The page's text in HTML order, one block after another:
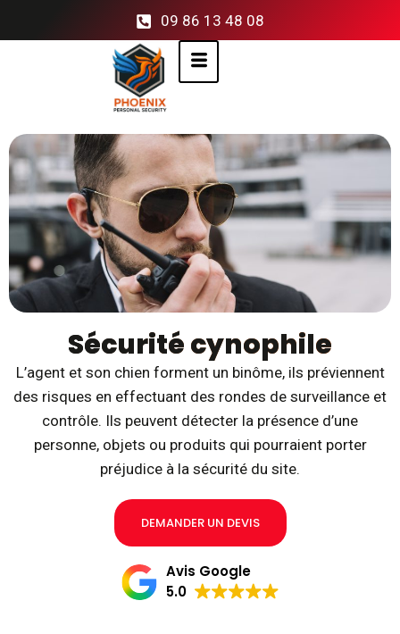
09 86 13 48 08
Sécurité cynophile
L’agent et son chien forment un binôme, ils préviennent
des risques en effectuant des rondes de surveillance et
contrôle. Ils peuvent détecter la présence d’une
personne, objets ou produits qui pourraient porter
préjudice à la sécurité du site.
DEMANDER UN DEVIS
Avis Google
5.0